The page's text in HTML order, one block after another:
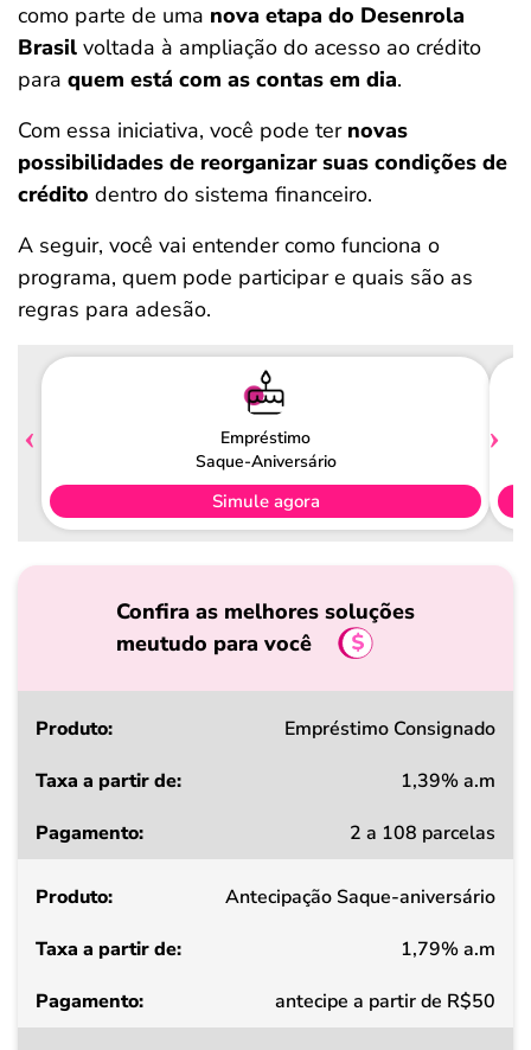
como parte de uma nova etapa do Desenrola
Brasil voltada à ampliação do acesso ao crédito
para quem está com as contas em dia.
Com essa iniciativa, você pode ter novas
possibilidades de reorganizar suas condições de
crédito dentro do sistema financeiro.
A seguir, você vai entender como funciona o
programa, quem pode participar e quais são as
regras para adesão.
Empréstimo
Saque-Aniversário
Simule agora
Confira as melhores soluções
meutudo para você
Produto
a
de
Pagamento
Empréstimo Consignado
1,39% a.m
2 a 108 parcelas
Antecipação Saque-aniversário
1,79% a.m
antecipe a partir de R$50